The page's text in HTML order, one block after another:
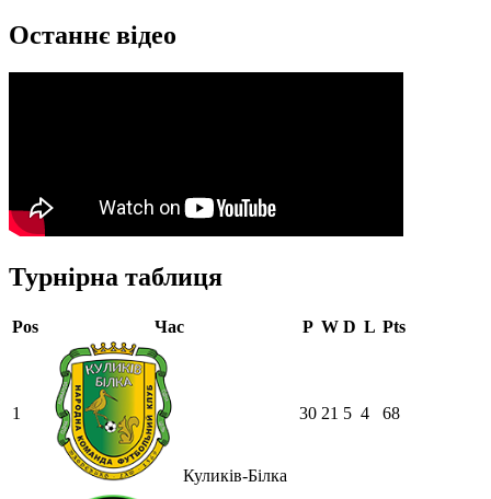
Останнє відео
Турнірна таблиця
Pos Час P W D L Pts
1
Куликів-Білка
30 21 5 4 68